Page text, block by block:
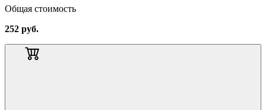
Общая стоимость
252 руб.